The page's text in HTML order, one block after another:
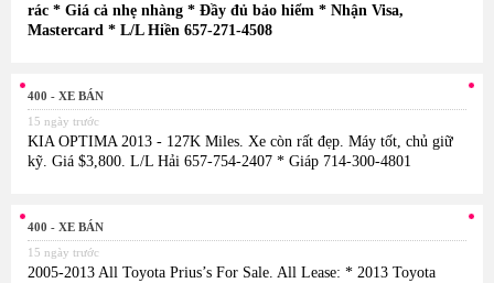
rác * Giá cả nhẹ nhàng * Đầy đủ bảo hiểm * Nhận Visa,
Mastercard * L/L Hiền 657-271-4508
400 - XE BÁN
15 ngày trước
KIA OPTIMA 2013 - 127K Miles. Xe còn rất đẹp. Máy tốt, chủ giữ
kỹ. Giá $3,800. L/L Hải 657-754-2407 * Giáp 714-300-4801
400 - XE BÁN
15 ngày trước
2005-2013 All Toyota Prius’s For Sale. All Lease: * 2013 Toyota